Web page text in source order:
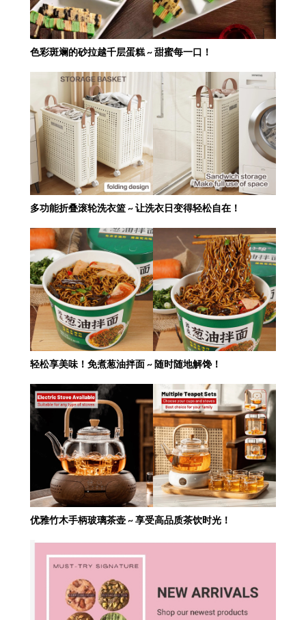
色彩斑斓的砂拉越千层蛋糕 ~ 甜蜜每一口！
多功能折叠滚轮洗衣篮 ~ 让洗衣日变得轻松自在！
轻松享美味！免煮葱油拌面 ~ 随时随地解馋！
优雅竹木手柄玻璃茶壶 ~ 享受高品质茶饮时光！